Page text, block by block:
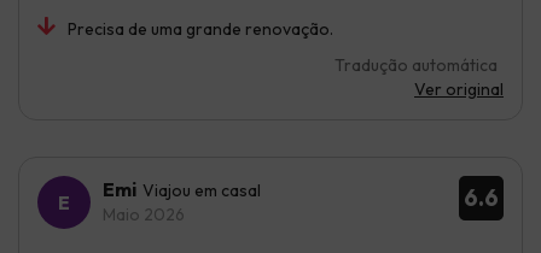
Precisa de uma grande renovação.
Tradução automática
Ver original
6.6
Emi Viajou em casal
Maio 2026